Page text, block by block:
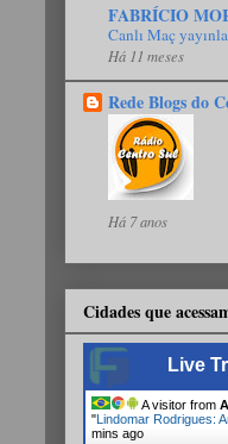
FABRÍCIO
Canlı Maç
Há 11 meses
Rede Blogs do
Há 7 anos
Cidades que
Live
A visitor from
" Lindomar Rodrigues:
mins ago